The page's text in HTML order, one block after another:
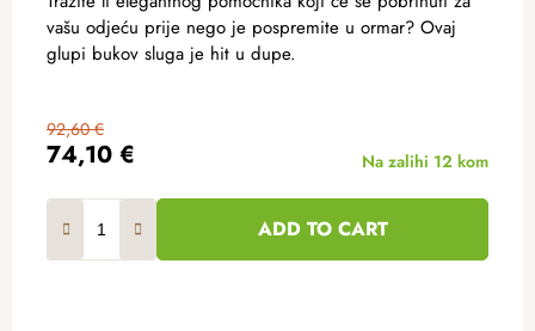
74,10 €
92,60 €
Na zalihi 12 kom
ADD TO CART
vašu odjeću prije nego je pospremite u ormar? Ovaj
glupi bukov sluga je hit u dupe.